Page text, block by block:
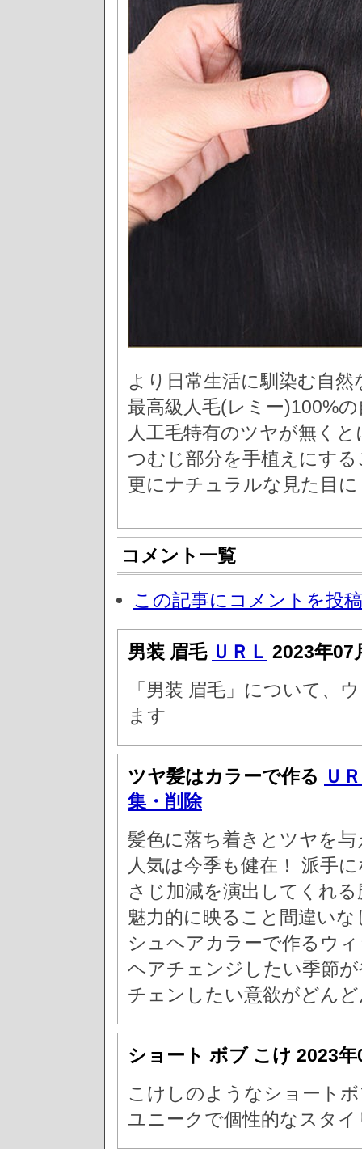
より日常生活に馴染む自然
最高級人毛(レミー)100%
人工毛特有のツヤが無く
つむじ部分を手植えにす
更にナチュラルな見た目に
コメント一覧
この記事にコメントを投
男装 眉毛 ＵＲＬ 2023年07
「男装 眉毛」について、
ます
ツヤ髪はカラーで作る Ｕ
集・削除
髪色に落ち着きとツヤを
人気は今季も健在！ 派手
さじ加減を演出してくれ
魅力的に映ること間違い
シュヘアカラーで作るウ
ヘアチェンジしたい季節
チェンしたい意欲がどん
ショート ボブ こけ 2023
こけしのようなショート
ユニークで個性的なスタ